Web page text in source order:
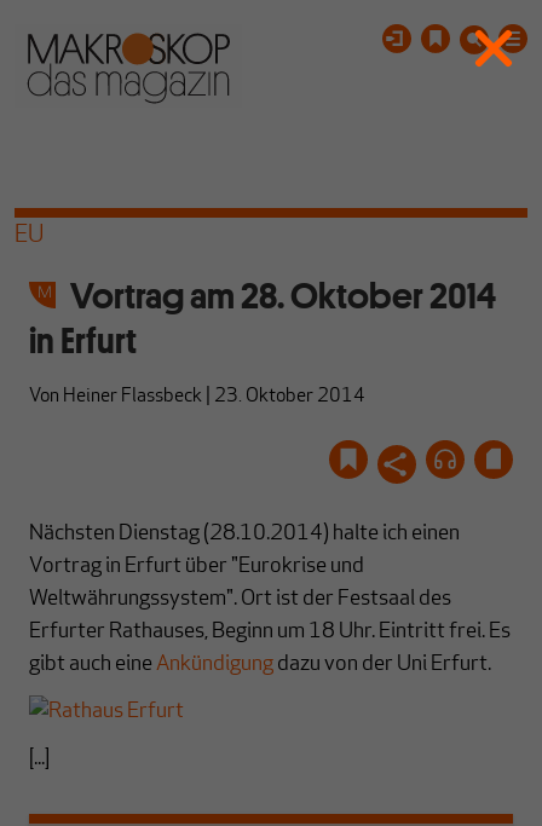
EU
Vortrag am 28. Oktober 2014
in Erfurt
Von Heiner Flassbeck 23. Oktober 2014
Nächsten Dienstag (28.10.2014) halte ich einen
Vortrag in Erfurt über "Eurokrise und
Weltwährungssystem". Ort ist der Festsaal des
Erfurter Rathauses, Beginn um 18 Uhr. Eintritt frei. Es
gibt auch eine Ankündigung dazu von der Uni Erfurt.
[...]